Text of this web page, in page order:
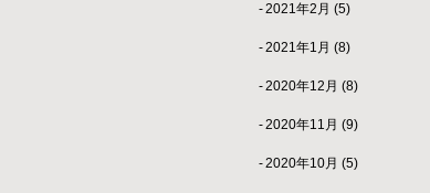
2021年2月 (5)
2021年1月 (8)
2020年12月 (8)
2020年11月 (9)
2020年10月 (5)